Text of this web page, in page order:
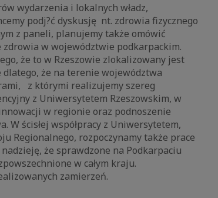
wydarzenia i lokalnych władz,
podj?ć dyskusję nt. zdrowia fizycznego
z paneli, planujemy także omówić
w województwie podkarpackim.
że to w Rzeszowie zlokalizowany jest
że na terenie województwa
z którymi realizujemy szereg
z Uniwersytetem Rzeszowskim, w
w regionie oraz podnoszenie
W ścisłej współpracy z Uniwersytetem,
Regionalnego, rozpoczynamy także prace
że sprawdzone na Podkarpaciu
w całym kraju.
zamierzeń.